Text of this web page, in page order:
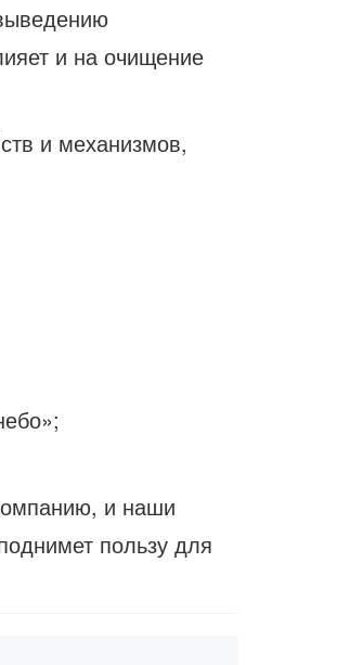
и на очищение
и механизмов,
и наши
пользу для